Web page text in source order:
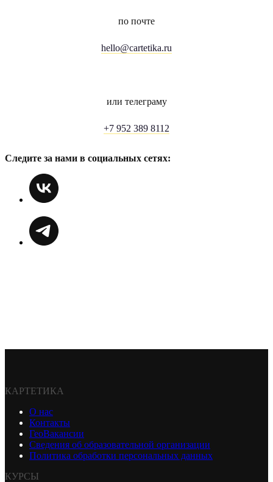
по почте
hello@cartetika.ru
или телеграму
+7 952 389 8112
Следите за нами в социальных сетях:
КАРТЕТИКА
О нас
Контакты
ГеоВакансии
Сведения об образовательной организации
Политика обработки персональных данных
КУРСЫ